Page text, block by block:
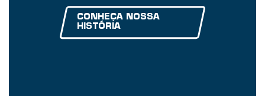
CONHEÇA NOSSA
HISTÓRIA